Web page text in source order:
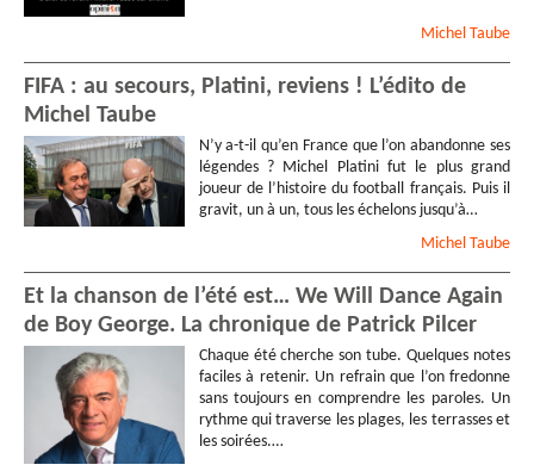
Michel Taube
FIFA : au secours, Platini, reviens ! L’édito de
Michel Taube
N’y a-t-il qu’en France que l’on abandonne ses
légendes ? Michel Platini fut le plus grand
joueur de l’histoire du football français. Puis il
gravit, un à un, tous les échelons jusqu’à…
Michel Taube
Et la chanson de l’été est… We Will Dance Again
de Boy George. La chronique de Patrick Pilcer
Chaque été cherche son tube. Quelques notes
faciles à retenir. Un refrain que l’on fredonne
sans toujours en comprendre les paroles. Un
rythme qui traverse les plages, les terrasses et
les soirées.…